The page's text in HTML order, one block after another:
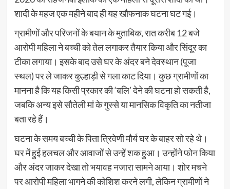
शादी के महज एक महीने बाद ही यह खौफनाक घटना घट गई।
ग्रामीणों और परिजनों के बयान के मुताबिक, रात करीब 12 बजे
आरोपी महिला ने बच्ची को तेल लगाकर तैयार किया और सिंदूर का
टीका लगाया। इसके बाद उसे घर के अंदर बने देवस्थान (पूजा
स्थल) पर ले जाकर कुल्हाड़ी से गला काट दिया। कुछ ग्रामीणों का
मानना है कि यह किसी प्रकार की ‘बलि’ देने की घटना हो सकती है,
जबकि अन्य इसे सौतेली मां के गुस्से या मानसिक विकृति का नतीजा
बता रहे हैं।
घटना के समय बच्ची के पिता त्रिवेणी मौर्य घर के बाहर सो रहे थे।
घर में हुई हलचल और आवाजों से उन्हें शक हुआ। उन्होंने फोन किया
और अंदर जाकर देखा तो भयावह नजारा सामने आया। शोर मचने
पर आरोपी महिला भागने की कोशिश करने लगी, लेकिन ग्रामीणों ने